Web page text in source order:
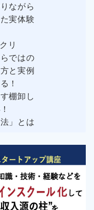
ながら
実体験
リ
ではの
と実例
！
棚卸し
」とは